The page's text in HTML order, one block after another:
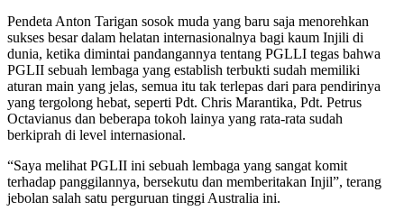
Pendeta Anton Tarigan sosok muda yang baru saja menorehkan
sukses besar dalam helatan internasionalnya bagi kaum Injili di
dunia, ketika dimintai pandangannya tentang PGLLI tegas bahwa
PGLII sebuah lembaga yang establish terbukti sudah memiliki
aturan main yang jelas, semua itu tak terlepas dari para pendirinya
yang tergolong hebat, seperti Pdt. Chris Marantika, Pdt. Petrus
Octavianus dan beberapa tokoh lainya yang rata-rata sudah
berkiprah di level internasional.
“Saya melihat PGLII ini sebuah lembaga yang sangat komit
terhadap panggilannya, bersekutu dan memberitakan Injil”, terang
jebolan salah satu perguruan tinggi Australia ini.